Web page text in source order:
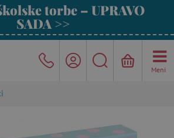
torbe – UPRAVO
SADA >>
Meni